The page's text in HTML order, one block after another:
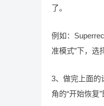
了。
例如：
准模式”下，选
3、做完上面的
角的“开始恢复”